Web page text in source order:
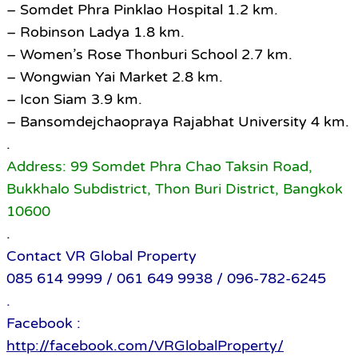
– Somdet Phra Pinklao Hospital 1.2 km.
– Robinson Ladya 1.8 km.
– Women’s Rose Thonburi School 2.7 km.
– Wongwian Yai Market 2.8 km.
– Icon Siam 3.9 km.
– Bansomdejchaopraya Rajabhat University 4 km.
.
Address: 99 Somdet Phra Chao Taksin Road,
Bukkhalo Subdistrict, Thon Buri District, Bangkok
10600
.
Contact VR Global Property
085 614 9999 / 061 649 9938 / 096-782-6245
.
Facebook :
http://facebook.com/VRGlobalProperty/